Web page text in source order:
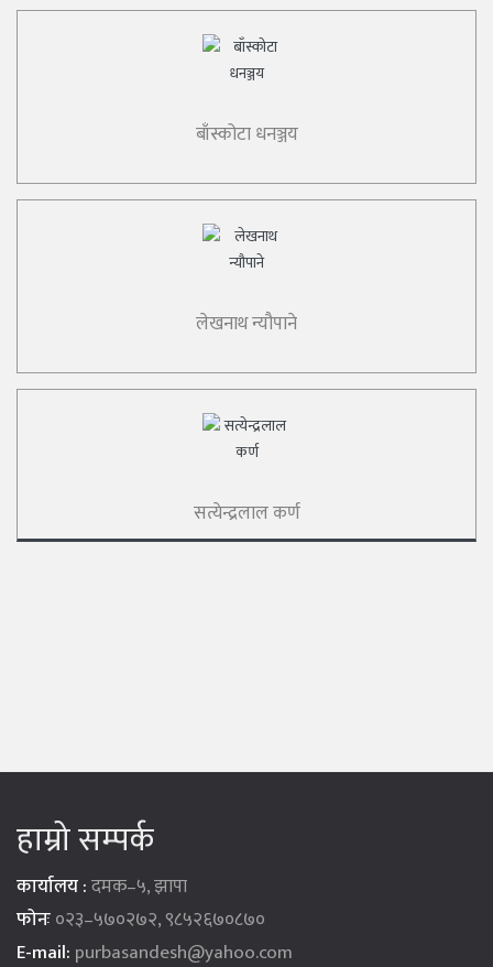
बाँस्कोटा धनञ्जय
लेखनाथ न्यौपाने
सत्येन्द्रलाल कर्ण
हाम्रो सम्पर्क
कार्यालय :दमक–५, झापा
फोनः०२३–५७०२७२, ९८५२६७०८७०
E-mail: purbasandesh@yahoo.com